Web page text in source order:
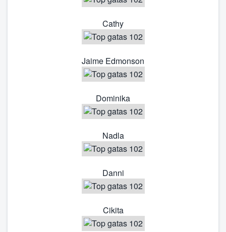
Cathy
Jaime Edmonson
Dominika
Nadla
Danni
Cikita